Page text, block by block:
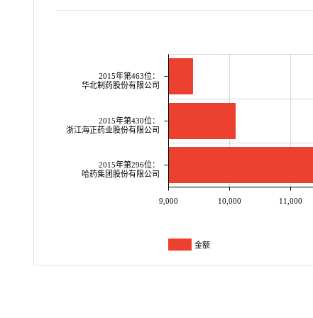
2015年第463位：
华北制药股份有限公司
2015年第430位：
浙江海正药业股份有限公司
2015年第296位：
哈药集团股份有限公司
9,000 10,000 11,000
金额